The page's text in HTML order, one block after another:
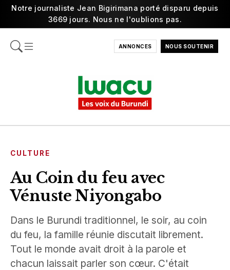
Notre journaliste Jean Bigirimana porté disparu depuis
3669 jours. Nous ne l'oublions pas.
ANNONCES NOUS SOUTENIR
CULTURE
Au Coin du feu avec
Vénuste Niyongabo
Dans le Burundi traditionnel, le soir, au coin
du feu, la famille réunie discutait librement.
Tout le monde avait droit à la parole et
chacun laissait parler son cœur. C'était